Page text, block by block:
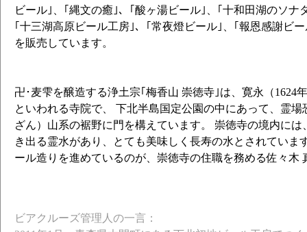
ビール｣、｢縄文の癒｣、｢酸ヶ湯ビール｣、｢十和田湖のソナ
｢十三湖高原ビール工房｣、｢常夜燈ビール｣、｢報恩感謝ビ
を販売しています。
卍･麦雫を醸造する浄土宗｢梅香山 崇徳寺｣は、寛永（1624
といわれる寺院で、 下北半島国定公園の中にあって、霊
ざん）山系の裾野に門を構えています。 崇徳寺の境内に
き出る霊水があり、とても美味しく長寿の水とされていま
ール造りを進めているのが、崇徳寺の住職を務める佐々木
ビアクルーズ管理人の一言：